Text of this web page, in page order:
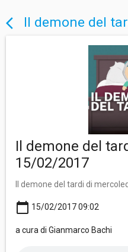
arrow_back_ios Il demone del
Il demone del
15/02/2017
Il demone del tardi di
calendar_today 15/02/2017 09:02
a cura di Gianmarco Bachi